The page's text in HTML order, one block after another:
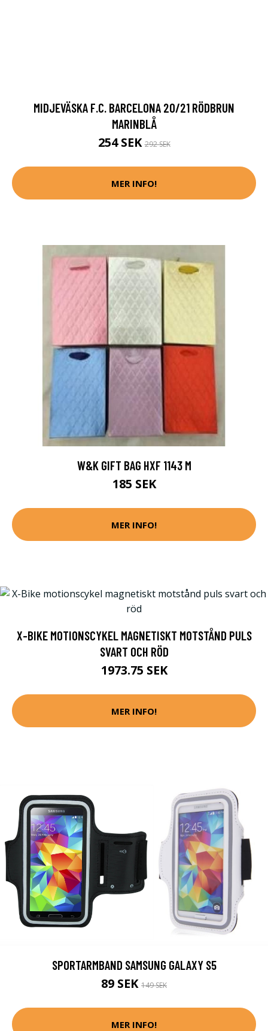
MIDJEVÄSKA F.C. BARCELONA 20/21 RÖDBRUN
MARINBLÅ
254 SEK292 SEK
MER INFO!
W&K GIFT BAG HXF 1143 M
185 SEK
MER INFO!
X-BIKE MOTIONSCYKEL MAGNETISKT MOTSTÅND PULS
SVART OCH RÖD
1973.75 SEK
MER INFO!
SPORTARMBAND SAMSUNG GALAXY S5
89 SEK 149 SEK
MER INFO!